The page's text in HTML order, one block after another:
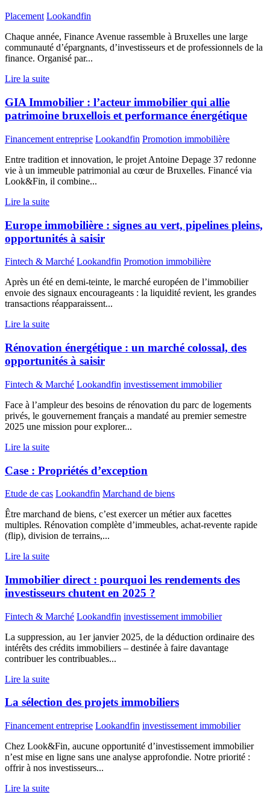
Placement Lookandfin
Chaque année, Finance Avenue rassemble à Bruxelles une large
communauté d’épargnants, d’investisseurs et de professionnels de la
finance. Organisé par...
Lire la suite
GIA Immobilier : l’acteur immobilier qui allie
patrimoine bruxellois et performance énergétique
Financement entreprise Lookandfin Promotion immobilière
Entre tradition et innovation, le projet Antoine Depage 37 redonne
vie à un immeuble patrimonial au cœur de Bruxelles. Financé via
Look&Fin, il combine...
Lire la suite
Europe immobilière : signes au vert, pipelines pleins,
opportunités à saisir
Fintech & Marché Lookandfin Promotion immobilière
Après un été en demi-teinte, le marché européen de l’immobilier
envoie des signaux encourageants : la liquidité revient, les grandes
transactions réapparaissent...
Lire la suite
Rénovation énergétique : un marché colossal, des
opportunités à saisir
Fintech & Marché Lookandfin investissement immobilier
Face à l’ampleur des besoins de rénovation du parc de logements
privés, le gouvernement français a mandaté au premier semestre
2025 une mission pour explorer...
Lire la suite
Case : Propriétés d’exception
Etude de cas Lookandfin Marchand de biens
Être marchand de biens, c’est exercer un métier aux facettes
multiples. Rénovation complète d’immeubles, achat-revente rapide
(flip), division de terrains,...
Lire la suite
Immobilier direct : pourquoi les rendements des
investisseurs chutent en 2025 ?
Fintech & Marché Lookandfin investissement immobilier
La suppression, au 1er janvier 2025, de la déduction ordinaire des
intérêts des crédits immobiliers – destinée à faire davantage
contribuer les contribuables...
Lire la suite
La sélection des projets immobiliers
Financement entreprise Lookandfin investissement immobilier
Chez Look&Fin, aucune opportunité d’investissement immobilier
n’est mise en ligne sans une analyse approfondie. Notre priorité :
offrir à nos investisseurs...
Lire la suite